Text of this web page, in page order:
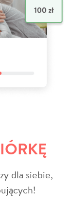
dla siebie,